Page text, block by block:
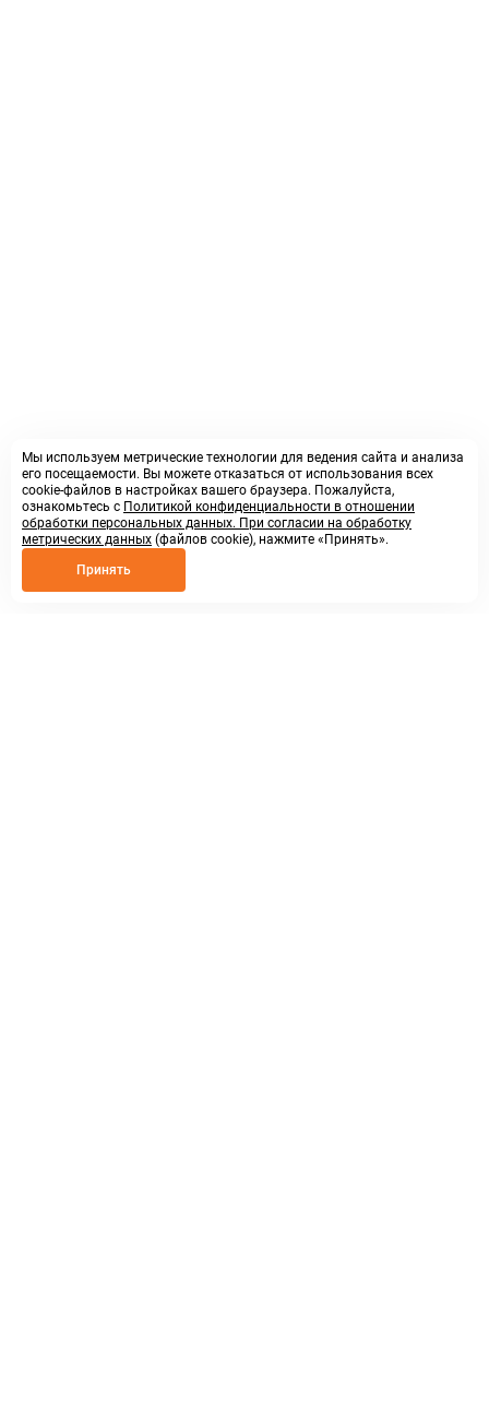
Мы используем метрические технологии для ведения сайта и анализа
его посещаемости. Вы можете отказаться от использования всех
cookie-файлов в настройках вашего браузера. Пожалуйста,
ознакомьтесь с Политикой конфиденциальности в отношении
обработки персональных данных. При согласии на обработку
метрических данных (файлов cookie), нажмите «Принять».
Принять